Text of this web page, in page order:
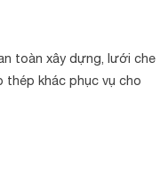
toàn xây dựng, lưới che
thép khác phục vụ cho